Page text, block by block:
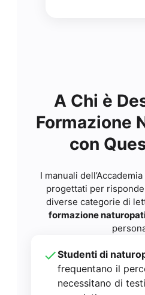
A Chi è
Formazione
con
I manuali
progettati per
diverse categorie di
formazione
Studenti di
frequentano il
necessitano di